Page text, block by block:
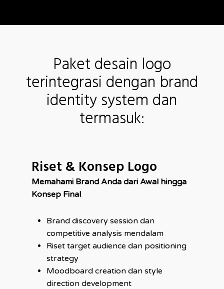
Paket desain logo
terintegrasi dengan brand
identity system dan
termasuk:
Riset & Konsep Logo
Memahami Brand Anda dari Awal hingga
Konsep Final
Brand discovery session dan
competitive analysis mendalam
Riset target audience dan positioning
strategy
Moodboard creation dan style
direction development